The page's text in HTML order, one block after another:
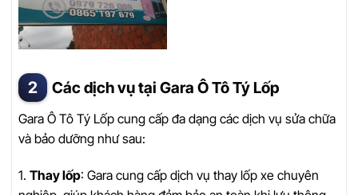
Các dịch vụ tại Gara Ô Tô Tý Lốp
Gara Ô Tô Tý Lốp cung cấp đa dạng các dịch vụ sửa chữa
và bảo dưỡng như sau:
1. Thay lốp: Gara cung cấp dịch vụ thay lốp xe chuyên